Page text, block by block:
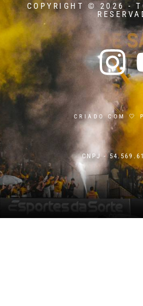
COPYRIGHT © 2026 -
CRIADO COM 🤍
CNPJ -